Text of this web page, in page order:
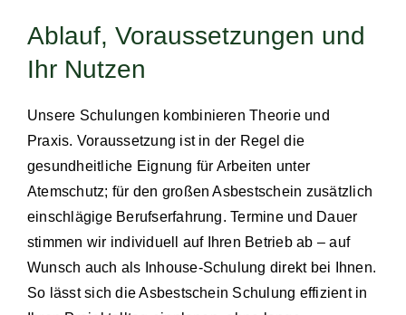
Ablauf, Voraussetzungen und
Ihr Nutzen
Unsere Schulungen kombinieren Theorie und
Praxis. Voraussetzung ist in der Regel die
gesundheitliche Eignung für Arbeiten unter
Atemschutz; für den großen Asbestschein zusätzlich
einschlägige Berufserfahrung. Termine und Dauer
stimmen wir individuell auf Ihren Betrieb ab – auf
Wunsch auch als Inhouse-Schulung direkt bei Ihnen.
So lässt sich die Asbestschein Schulung effizient in